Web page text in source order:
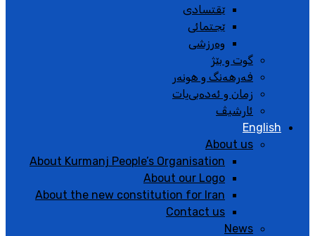
ێقتسادی
ێجتمائی
وەرزشی
گوت و بێژ
فەرهەنگ و هونەر
زمان و ئەدەبی‌یات
ئارشیڤ
English
About us
About Kurmanj People’s Organisation
About our Logo
About the new constitution for Iran
Contact us
News